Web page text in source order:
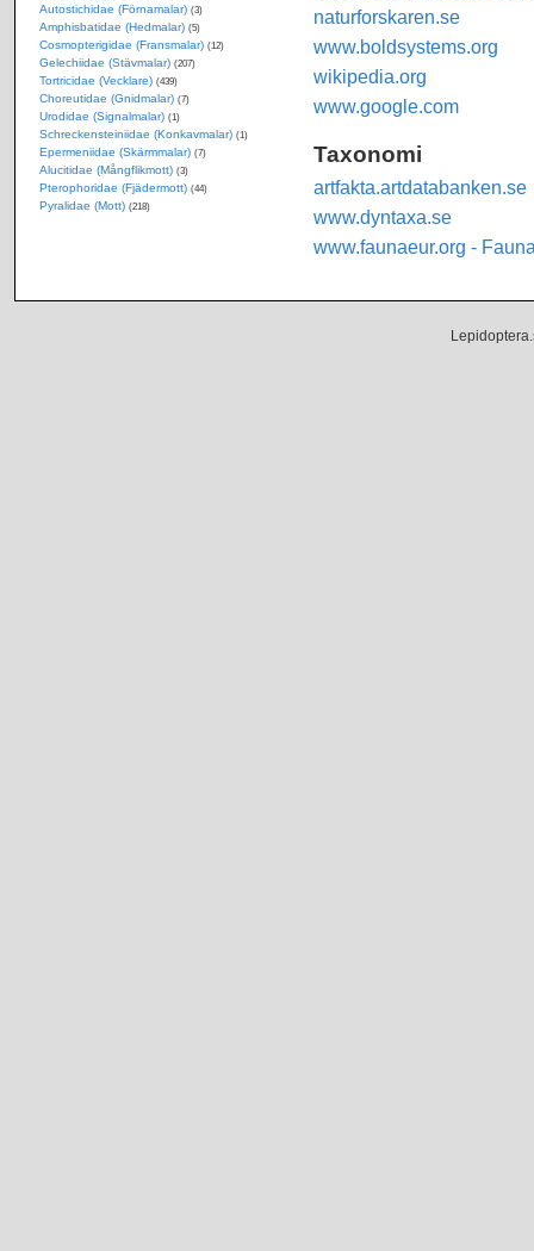
naturforskaren.se
www.boldsystems.org
wikipedia.org
www.google.com
Taxonomi
artfakta.artdatabanken.se
www.dyntaxa.se
www.faunaeur.org -
Autostichidae (Förnamalar) (3)
Amphisbatidae (Hedmalar) (5)
Cosmopterigidae (Fransmalar) (12)
Gelechiidae (Stävmalar) (207)
Tortricidae (Vecklare) (439)
Choreutidae (Gnidmalar) (7)
Urodidae (Signalmalar) (1)
Schreckensteiniidae (Konkavmalar) (1)
Epermeniidae (Skärmmalar) (7)
Alucitidae (Mångflikmott) (3)
Pterophoridae (Fjädermott) (44)
Pyralidae (Mott) (218)